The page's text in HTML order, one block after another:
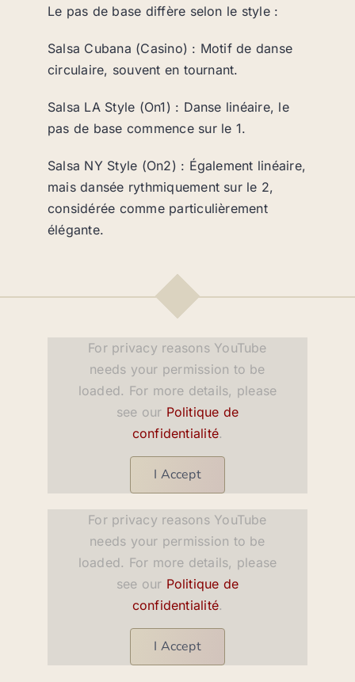
Le pas de base diffère selon le style :
Salsa Cubana (Casino) : Motif de danse
circulaire, souvent en tournant.
Salsa LA Style (On1) : Danse linéaire, le
pas de base commence sur le 1.
Salsa NY Style (On2) : Également linéaire,
mais dansée rythmiquement sur le 2,
considérée comme particulièrement
élégante.
For privacy reasons YouTube
needs your permission to be
loaded. For more details, please
see our Politique de
confidentialité.
I Accept
For privacy reasons YouTube
needs your permission to be
loaded. For more details, please
see our Politique de
confidentialité.
I Accept